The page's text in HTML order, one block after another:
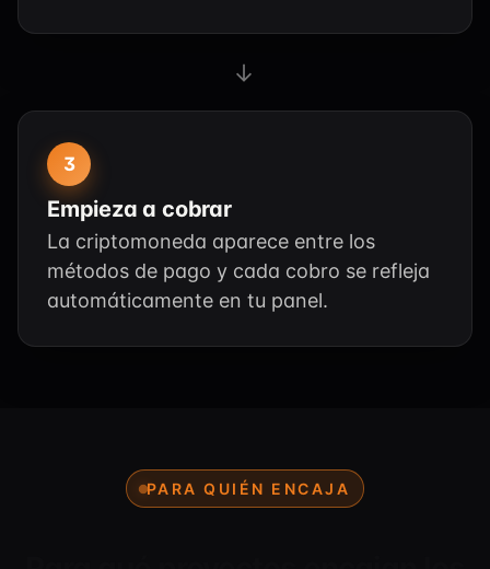
→
3
Empieza a cobrar
La criptomoneda aparece entre los
métodos de pago y cada cobro se refleja
automáticamente en tu panel.
PARA QUIÉN ENCAJA